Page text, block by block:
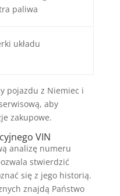
paliwa
układu
pojazdu z Niemiec i
aby
zakupowe.
VIN
analizę numeru
stwierdzić
się z jego historią.
znajdą Państwo